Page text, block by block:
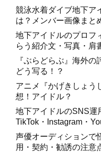
競泳水着ダイブ地下ア
は？メンバー画像まと
地下アイドルのプロフ
らう紹介文・写真・肩
『ぶらどらぶ』海外
どう写る！？
アニメ『かげきしょう
想！アイドル？
地下アイドルのSNS運
TikTok・Instagram・
声優オーディションで
用・契約・勧誘の注意